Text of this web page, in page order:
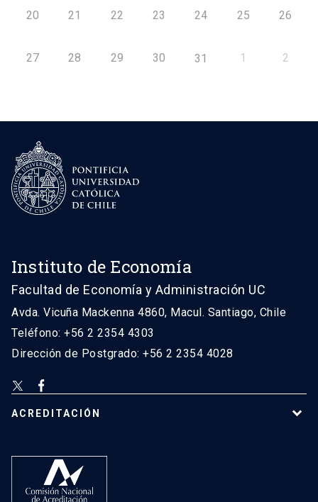
20 21 22 23 24 25 26
27 28 29 30 31 1 2
Instituto de Economía
Facultad de Economía y Administración UC
Avda. Vicuña Mackenna 4860, Macul. Santiago, Chile
Teléfono: +56 2 2354 4303
Dirección de Postgrado: +56 2 2354 4028
ACREDITACIÓN